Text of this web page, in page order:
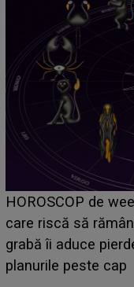
Emanuel a ținut
acum! În fața
face o
sa: "I-am spus și ei